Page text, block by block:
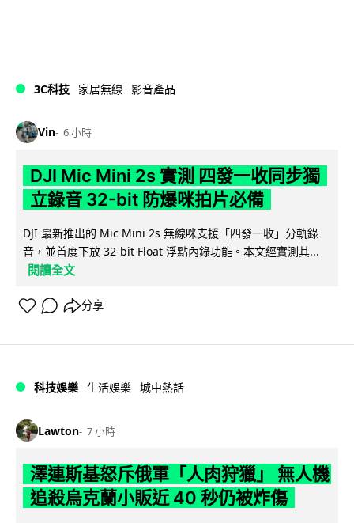
3C科技 家居無線 影音產品
Vin 6 小時
DJI Mic Mini 2s 實測 四發一收同步獨
立錄音 32-bit 防爆咪拍片必備
DJI 最新推出的 Mic Mini 2s 無線咪支援「四發一收」分軌錄
音，並首度下放 32-bit Float 浮點內錄功能。本文經實測其...
閱讀全文
分享
科技娛樂 生活娛樂 城中熱話
Lawton 7 小時
澤連斯基怒斥俄軍「人肉狩獵」 無人機
追殺烏克蘭小販近 40 秒仍被炸傷